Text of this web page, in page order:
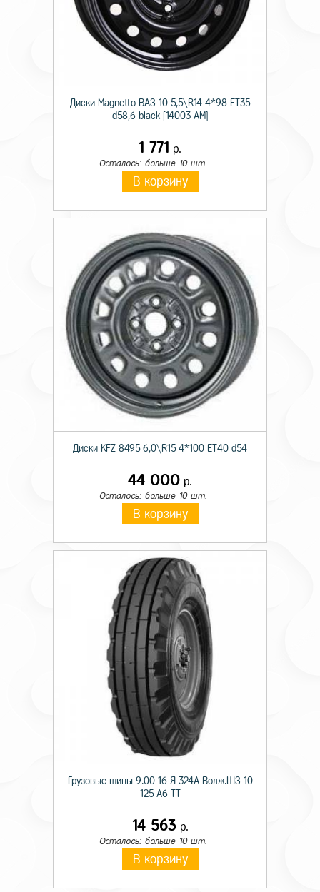
Диски Magnetto ВАЗ-10 5,5\R14 4*98 ET35
d58,6 black [14003 AM]
1 771 р.
Осталось: больше 10 шт.
В корзину
Диски KFZ 8495 6,0\R15 4*100 ET40 d54
44 000 р.
Осталось: больше 10 шт.
В корзину
Грузовые шины 9.00-16 Я-324А Волж.ШЗ 10
125 A6 TT
14 563р.
Осталось: больше 10 шт.
В корзину